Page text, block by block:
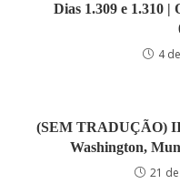
Dias 1.309 e 1.310 |
4
(SEM TRADUÇÃO) II
Washington,
21